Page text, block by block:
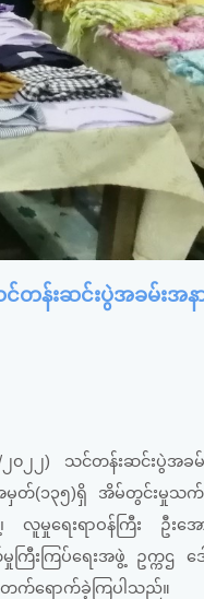
န်းဆင်းပွဲအခမ်းအနာ
) သင်တန်းဆင်းပွဲအခမ်း
မှတ်(၁၃၅)ရှိ အိမ်တွင်းမှုသက်
မှုရေးရာဝန်ကြီး ဦးအော
ြီးကြပ်ရေးအဖွဲ့ ဥက္ကဌ ဒေ
း တက်ရောက်ခဲ့ကြပါသည်။